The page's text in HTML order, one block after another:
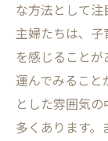
な方法として
主婦たちは、
を感じること
運んでみること
とした雰囲気
多くあります